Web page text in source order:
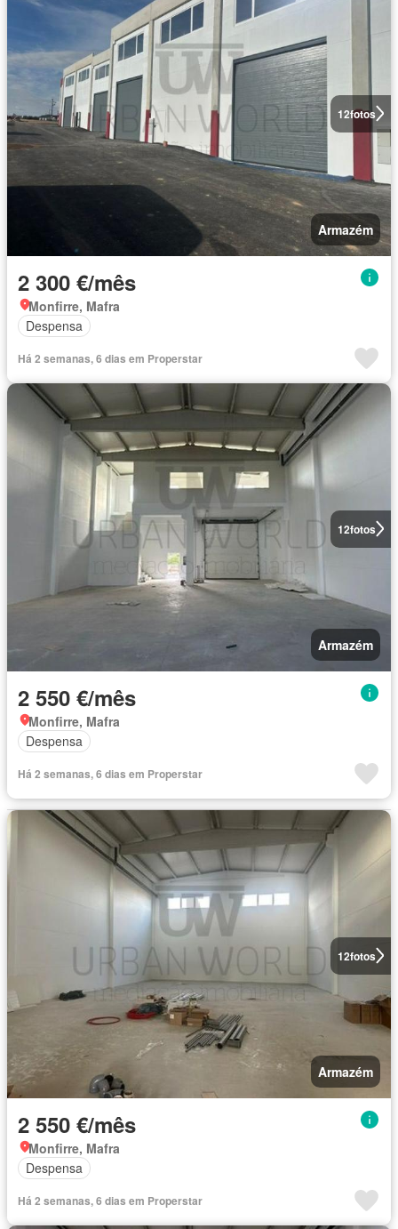
12fotos
Armazém
2 300 €/mês
Monfirre, Mafra
Despensa
Há 2 semanas, 6 dias em Properstar
12fotos
Armazém
2 550 €/mês
Monfirre, Mafra
Despensa
Há 2 semanas, 6 dias em Properstar
12fotos
Armazém
2 550 €/mês
Monfirre, Mafra
Despensa
Há 2 semanas, 6 dias em Properstar